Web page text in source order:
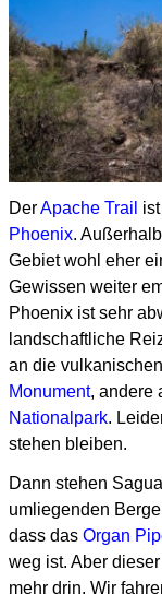
DerApache Trail
Phoenix.
Gebiet wohl eher
Gewissen weiter
Phoenix ist sehr
landschaftliche
an die
Monument, andere
Nationalpark.
stehen bleiben.
Dann stehen
umliegenden
dass das Organ
weg ist. Aber
mehr drin. Wir